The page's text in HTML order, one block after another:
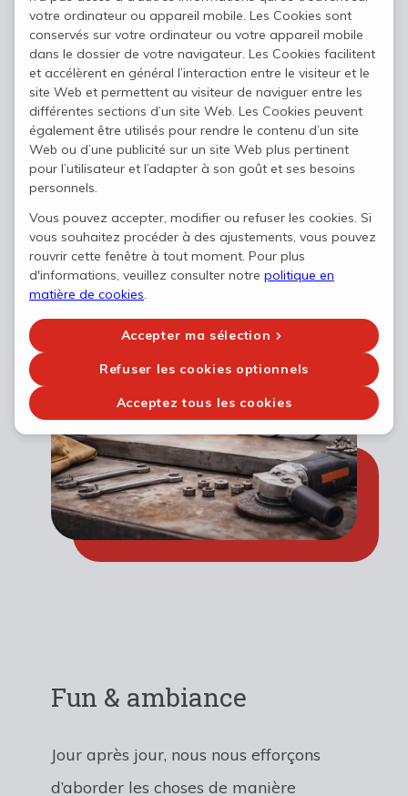
Appréciation sincère
Les collaborateurs sont le véritable
moteur de notre entreprise. Ils en
occupent la position centrale et
assurent une excellente satisfaction des
clients et une bonne ambiance au
quotidien. Une tape dans le dos et un
sincère remerciement à chacun d'entre
eux sont donc plus qu’appropriés.
Fun & ambiance
Jour après jour, nous nous efforçons
d’aborder les choses de manière
votre ordinateur ou appareil mobile. Les Cookies sont
conservés sur votre ordinateur ou votre appareil mobile
dans le dossier de votre navigateur. Les Cookies facilitent
et accélèrent en général l’interaction entre le visiteur et le
site Web et permettent au visiteur de naviguer entre les
différentes sections d’un site Web. Les Cookies peuvent
également être utilisés pour rendre le contenu d’un site
Web ou d’une publicité sur un site Web plus pertinent
pour l’utilisateur et l’adapter à son goût et ses besoins
personnels.
Vous pouvez accepter, modifier ou refuser les cookies. Si
vous souhaitez procéder à des ajustements, vous pouvez
rouvrir cette fenêtre à tout moment. Pour plus
d'informations, veuillez consulter notre politique en
matière de cookies.
Accepter ma sélection
Refuser les cookies optionnels
Acceptez tous les cookies